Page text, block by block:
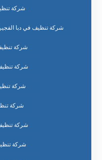
شركة
شركة تنظيف في دبا
شركة
شركة
شركة
شركة
شركة
شركة